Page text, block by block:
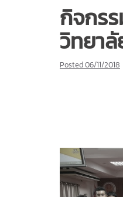
กิจกรร
วิทยา
Posted06/11/2018